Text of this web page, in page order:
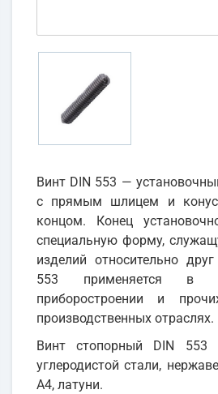
Винт DIN 553 —
с прямым шлицем и
концом. Конец
специальную форму,
изделий относительно
553 применяется в
приборостроении и
производственных отраслях.
Винт стопорный DIN 553
углеродистой стали,
А4, латуни.